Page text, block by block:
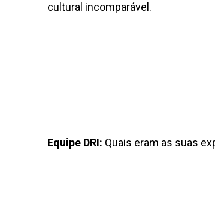
cultural incomparável.
Equipe DRI: Quais eram as suas